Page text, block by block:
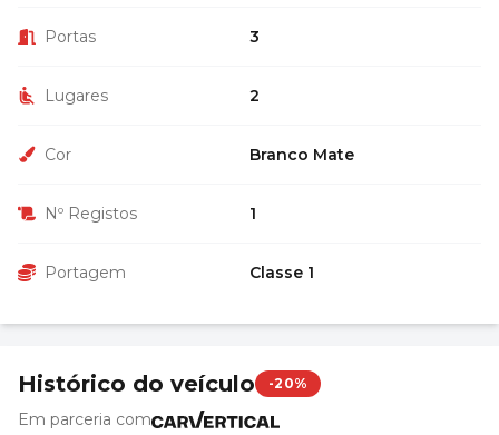
Portas 3
Lugares 2
Cor Branco Mate
Nº Registos 1
Portagem Classe 1
Histórico do veículo -20%
Em parceria com